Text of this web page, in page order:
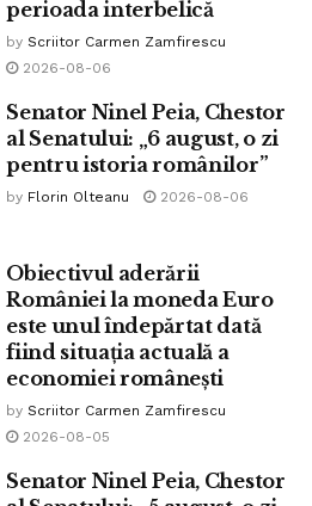
germania
Olanda
perioada interbelică
by Scriitor Carmen Zamfirescu
2026-08-06
Senator Ninel Peia, Chestor
al Senatului: „6 august, o zi
pentru istoria românilor”
by Florin Olteanu 2026-08-06
Obiectivul aderării
României la moneda Euro
este unul îndepărtat dată
fiind situația actuală a
economiei românești
by Scriitor Carmen Zamfirescu
2026-08-05
Senator Ninel Peia, Chestor